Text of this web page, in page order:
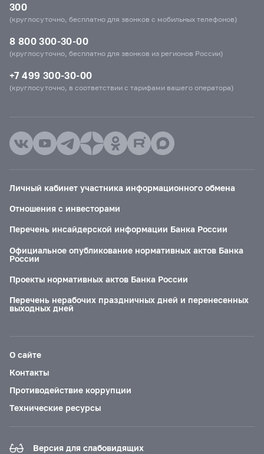
300
(круглосуточно, бесплатно для звонков с мобильных телефонов)
8 800 300-30-00
(круглосуточно, бесплатно для звонков из регионов России)
+7 499 300-30-00
(круглосуточно, в соответствии с тарифами вашего оператора)
Личный кабинет участника информационного обмена
Отношения с инвесторами
Перечень инсайдерской информации Банка России
Официальное опубликование нормативных актов Банка
России
Проекты нормативных актов Банка России
Перечень нерабочих праздничных дней и перенесенных
выходных дней
О сайте
Контакты
Противодействие коррупции
Технические ресурсы
Версия для слабовидящих